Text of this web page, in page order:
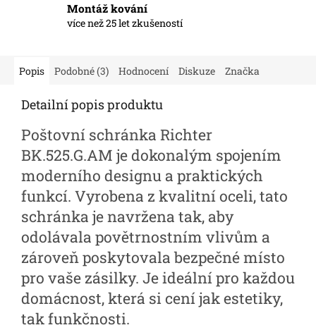
Montáž kování
více než 25 let zkušeností
Popis Podobné (3) Hodnocení Diskuze Značka
Detailní popis produktu
Poštovní schránka Richter
BK.525.G.AM je dokonalým spojením
moderního designu a praktických
funkcí. Vyrobena z kvalitní oceli, tato
schránka je navržena tak, aby
odolávala povětrnostním vlivům a
zároveň poskytovala bezpečné místo
pro vaše zásilky. Je ideální pro každou
domácnost, která si cení jak estetiky,
tak funkčnosti.